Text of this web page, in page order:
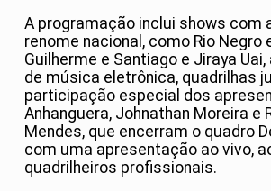
A programação inclui shows com
renome nacional, como Rio Negro
Guilherme e Santiago e Jiraya
de música eletrônica, quadrilhas
participação especial dos
Anhanguera, Johnathan Moreira e
Mendes, que encerram o quadro
com uma apresentação ao vivo,
quadrilheiros profissionais.